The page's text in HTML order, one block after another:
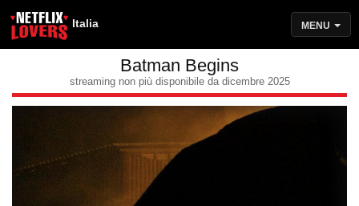
Italia MENU
Batman Begins
streaming non più disponibile da dicembre 2025